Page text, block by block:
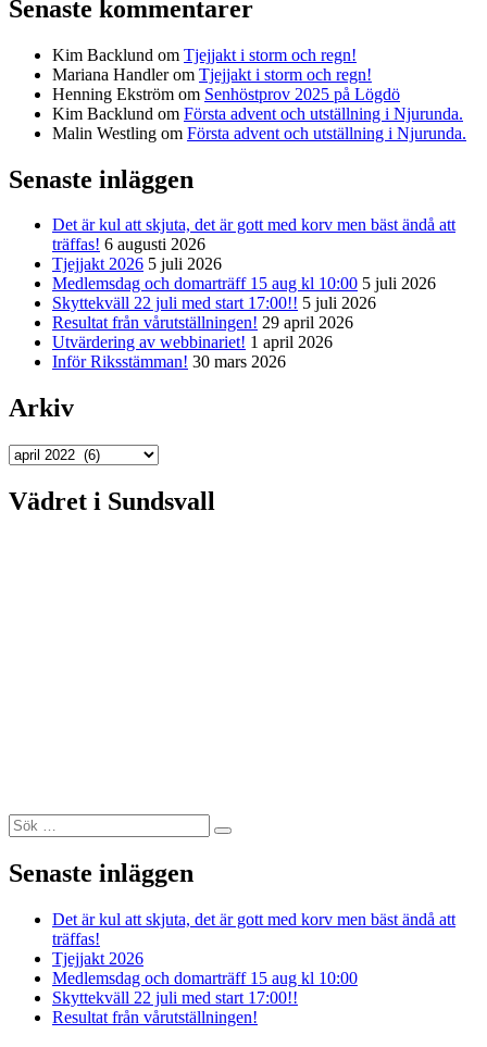
Senaste kommentarer
Kim Backlund om Tjejjakt i storm och regn!
Mariana Handlerom Tjejjakt i storm och regn!
Henning Ekström om Senhöstprov 2025 på Lögdö
Kim Backlund om Första advent och utställning i Njurunda.
Malin Westling om Första advent och utställning i Njurunda.
Senaste inläggen
Det är kul att skjuta, det är gott med korv men bäst ändå att
träffas! 6 augusti 2026
Tjejjakt 2026 5 juli 2026
Medlemsdag och domarträff 15 aug kl 10:00 5 juli 2026
Skyttekväll 22 juli med start 17:00!! 5 juli 2026
Resultat från vårutställningen! 29 april 2026
Utvärdering av webbinariet! 1 april 2026
Inför Riksstämman! 30 mars 2026
Arkiv
Arkiv
Vädret i Sundsvall
Sök
efter:
Sök
Senaste inläggen
Det är kul att skjuta, det är gott med korv men bäst ändå att
träffas!
Tjejjakt 2026
Medlemsdag och domarträff 15 aug kl 10:00
Skyttekväll 22 juli med start 17:00!!
Resultat från vårutställningen!